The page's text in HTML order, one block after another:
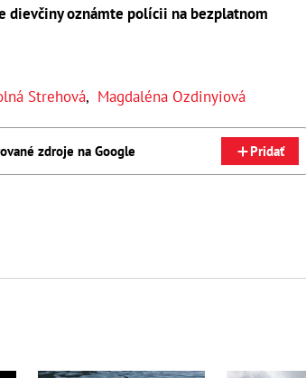
dievčiny oznámte polícii na bezplatnom
Strehová, Magdaléna Ozdinyiová
zdroje na Google Pridať